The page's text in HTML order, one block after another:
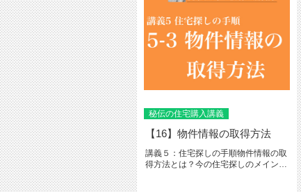
秘伝の住宅購入講義
【16】物件情報の取得方法
講義５：住宅探しの手順物件情報の取
得方法とは？今の住宅探しのメインは